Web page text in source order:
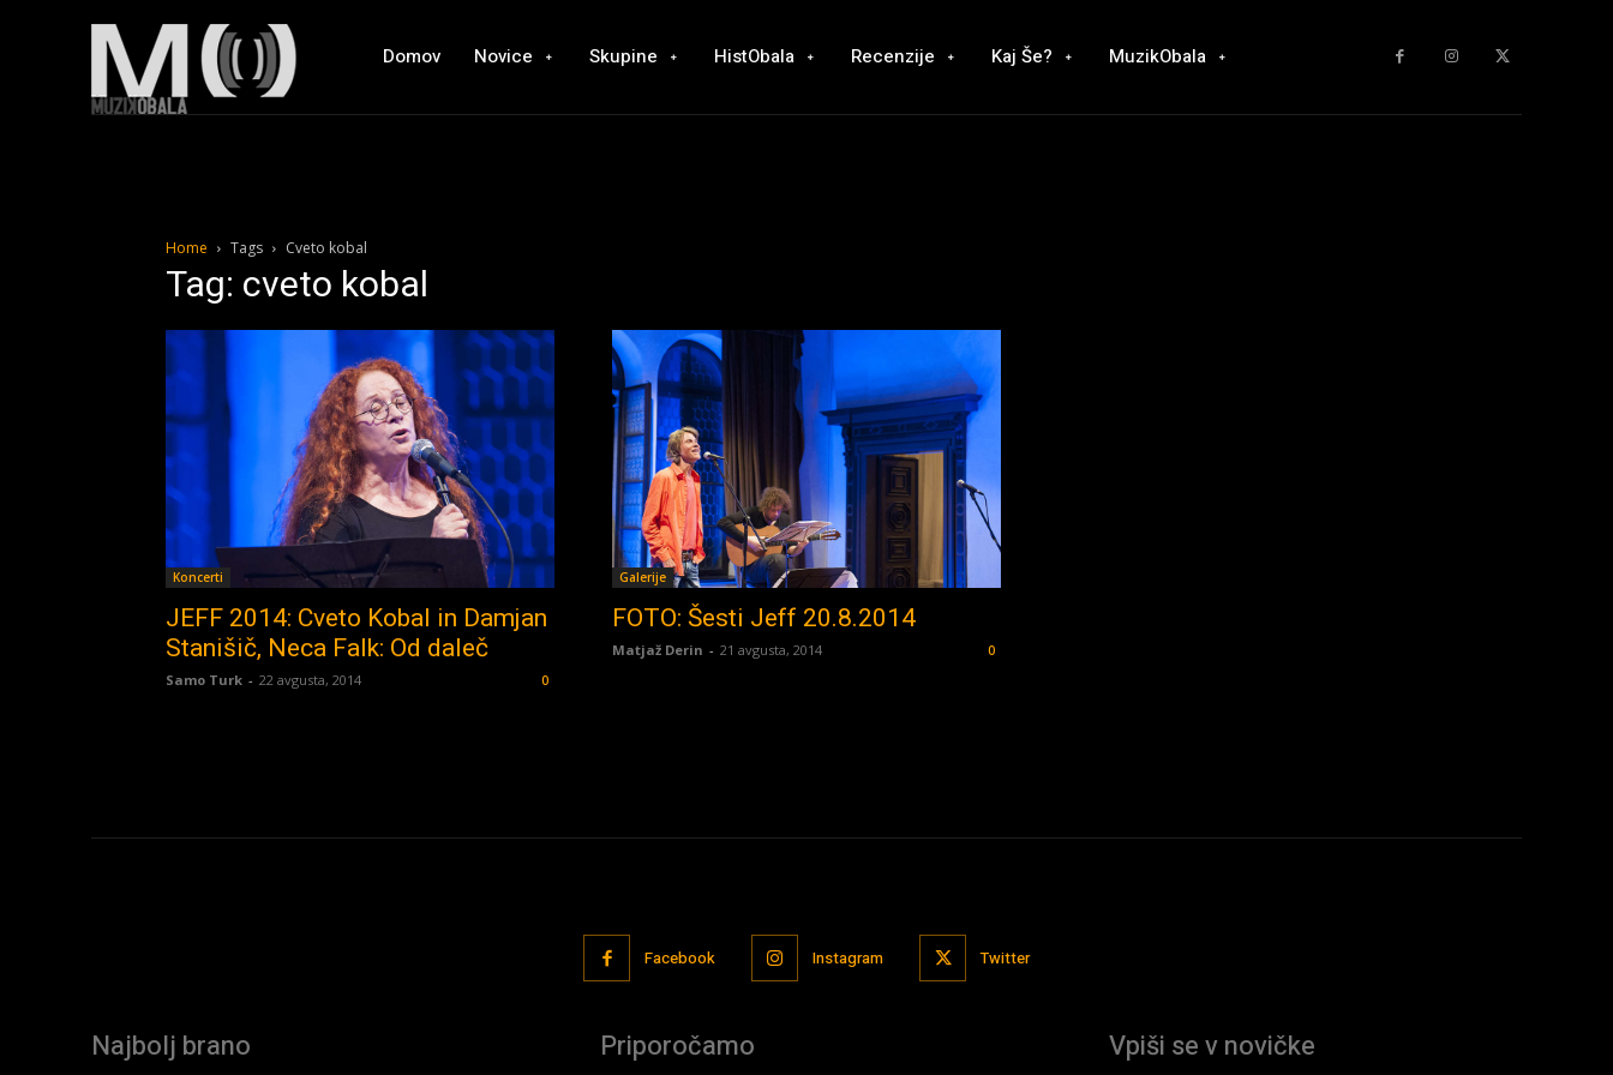
Domov Novice Skupine HistObala Recenzije Kaj Še? MuzikObala
Home Tags Cveto kobal
Tag: cveto kobal
Koncerti
JEFF 2014: Cveto Kobal in Damjan
Stanišič, Neca Falk: Od daleč
Samo Turk - 22 avgusta, 2014 0
Galerije
FOTO: Šesti Jeff 20.8.2014
Matjaž Derin - 21 avgusta, 2014 0
Facebook Instagram Twitter
Najbolj brano Priporočamo Vpiši se v novičke